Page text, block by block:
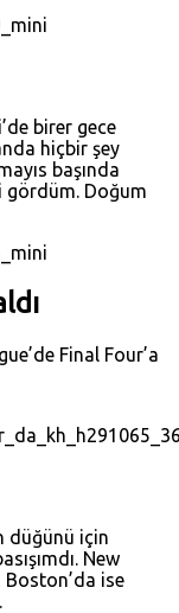
birer gece
hiçbir şey
başında
gördüm. Doğum
Final Four’a
düğünü için
New
Boston’da ise